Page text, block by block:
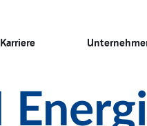
Karriere